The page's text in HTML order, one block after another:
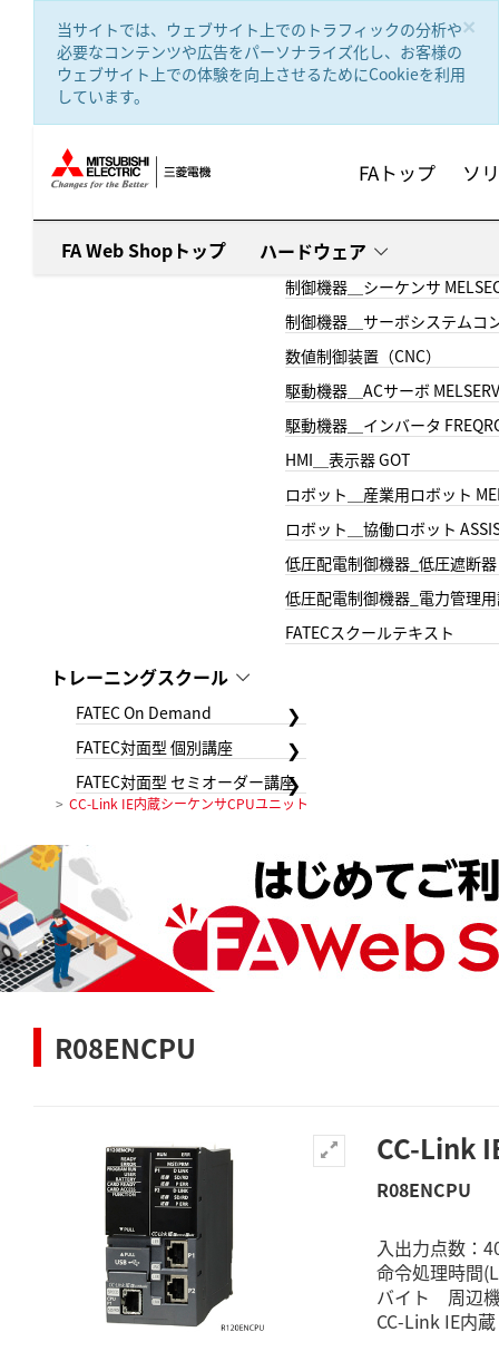
×
当サイトでは、ウェブサイト上でのトラフィックの分析や
必要なコンテンツや広告をパーソナライズ化し、お客様の
ウェブサイト上での体験を向上させるためにCookieを利用
しています。
FAトップ ソ
FA Web Shopトップ ハードウェア
制御機器＿シーケンサ
制御機器＿サーボシステムコ
数値制御装置（CNC）
駆動機器＿ACサーボ
駆動機器＿インバータ
HMI＿表示器 GOT
ロボット＿産業用ロボット
ロボット＿協働ロボット
低圧配電制御機器_低圧遮断器
低圧配電制御機器_電力管理
FATECスクールテキスト
トレーニングスクール
FATEC On Demand
FATEC対面型 個別講座
FATEC対面型 セミオーダー講座
CC-Link IE内蔵シーケンサCPUユニット
R08ENCPU
CC-Link
R08ENCPU
入出力点数：
命令処理時間
バイト 周辺
CC-Link IE内蔵